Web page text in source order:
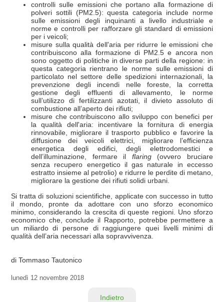
controlli sulle emissioni che portano alla formazione di
polveri sottili (PM2.5): questa categoria include norme
sulle emissioni degli inquinanti a livello industriale e
norme e controlli per rafforzare gli standard di emissioni
per i veicoli;
misure sulla qualità dell'aria per ridurre le emissioni che
contribuiscono alla formazione di PM2.5 e ancora non
sono oggetto di politiche in diverse parti della regione: in
questa categoria rientrano le norme sulle emissioni di
particolato nel settore delle spedizioni internazionali, la
prevenzione degli incendi nelle foreste, la corretta
gestione degli effluenti di allevamento, le norme
sull’utilizzo di fertilizzanti azotati, il divieto assoluto di
combustione all’aperto dei rifiuti;
misure che contribuiscono allo sviluppo con benefici per
la qualità dell'aria: incentivare la fornitura di energia
rinnovabile, migliorare il trasporto pubblico e favorire la
diffusione dei veicoli elettrici, migliorare l’efficienza
energetica degli edifici, degli elettrodomestici e
dell’illuminazione, fermare il flaring(ovvero bruciare
senza recupero energetico il gas naturale in eccesso
estratto insieme al petrolio) e ridurre le perdite di metano,
migliorare la gestione dei rifiuti solidi urbani.
Si tratta di soluzioni scientifiche, applicate con successo in tutto
il mondo, pronte da adottare con uno sforzo economico
minimo, considerando la crescita di queste regioni. Uno sforzo
economico che, conclude il Rapporto, potrebbe permettere a
un miliardo di persone di raggiungere quei livelli minimi di
qualità dell’aria necessari alla sopravvivenza.
di Tommaso Tautonico
lunedì 12 novembre 2018
Indietro